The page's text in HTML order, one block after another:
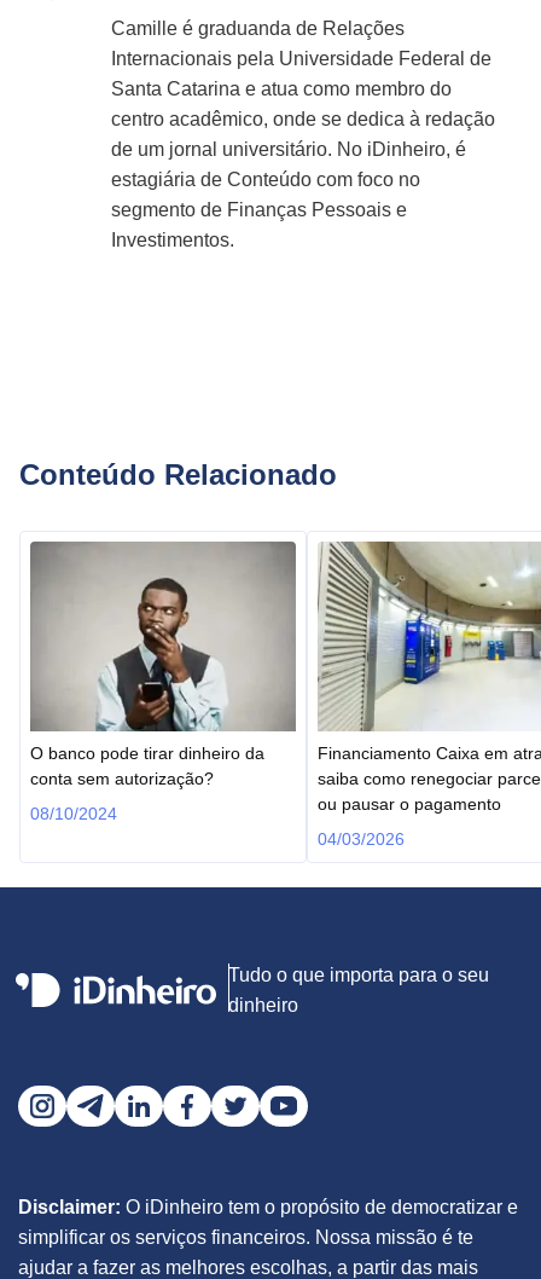
Camille é graduanda de Relações
Internacionais pela Universidade Federal de
Santa Catarina e atua como membro do
centro acadêmico, onde se dedica à redação
de um jornal universitário. No iDinheiro, é
estagiária de Conteúdo com foco no
segmento de Finanças Pessoais e
Investimentos.
Conteúdo Relacionado
O banco pode tirar dinheiro da
conta sem autorização?
08/10/2024
Financiamento Caixa em
saiba como renegociar
ou pausar o pagamento
04/03/2026
Tudo o que importa para o seu
dinheiro
Disclaimer: O iDinheiro tem o propósito de democratizar e
simplificar os serviços financeiros. Nossa missão é te
ajudar a fazer as melhores escolhas, a partir das mais